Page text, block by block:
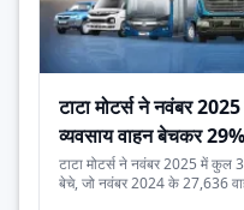
टाटा मोटर्स ने नवंबर
व्यवसाय वाहन बेचकर 29%
टाटा मोटर्स ने नवंबर 2025 में कुल
बेचे, जो नवंबर 2024 के 27,636